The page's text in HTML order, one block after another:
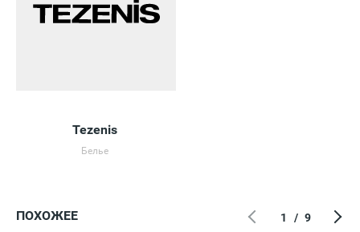
Tezenis
Белье
ПОХОЖЕЕ 1 / 9